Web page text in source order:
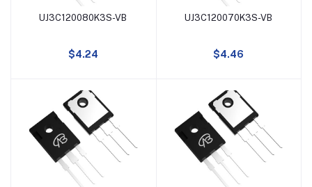
SC70-6
SC75-6
SOP-8
100A
210A
添加到购物车
UJ3C120080K3S-VB
$4.24
添加到购物车
UJ3C120070K3S-VB
$4.46